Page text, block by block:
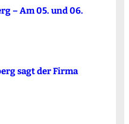
– Am 05. und 06.
sagt der Firma